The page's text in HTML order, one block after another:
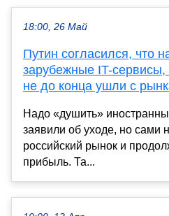
18:00, 26 Май
Путин согласился, что
зарубежные IT-
не до конца ушли с
Надо «душить»
заявили об уходе, но сами
российский рынок и
прибыль. Та...